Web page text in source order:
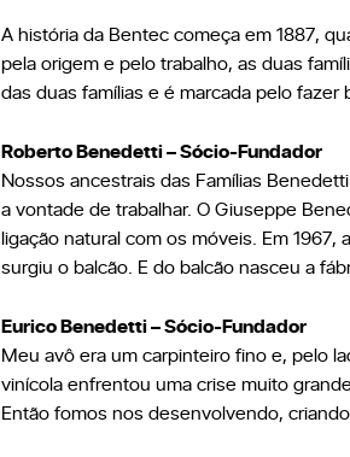
A história da Bentec começa em 1887,
pela origem e pelo trabalho, as duas
das duas famílias e é marcada pelo
Roberto Benedetti – Sócio-Fundador
Nossos ancestrais das Famílias
a vontade de trabalhar. O Giuseppe
ligação natural com os móveis. Em
surgiu o balcão. E do balcão nasceu a
Eurico Benedetti – Sócio-Fundador
Meu avô era um carpinteiro fino e, pelo
vinícola enfrentou uma crise muito
Então fomos nos desenvolvendo,